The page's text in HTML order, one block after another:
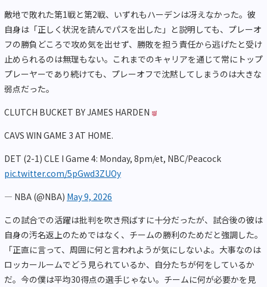
敵地で敗れた第1戦と第2戦、いずれもハーデンは冴えなかった。彼
自身は「正しく状況を読んでパスを出した」と説明しても、プレーオ
フの勝負どころで攻め気を出せず、勝敗を担う責任から逃げたと受け
止められるのは無理もない。これまでのキャリアを通じて常にトップ
プレーヤーであり続けても、プレーオフで沈黙してしまうのは大きな
弱点だった。
CLUTCH BUCKET BY JAMES HARDEN
CAVS WIN GAME 3 AT HOME.
DET (2-1) CLE I Game 4: Monday, 8pm/et, NBC/Peacock
pic.twitter.com/5pGwd3ZUOy
— NBA (@NBA) May 9, 2026
この試合での活躍は批判を吹き飛ばすに十分だったが、試合後の彼は
自身の汚名返上のためではなく、チームの勝利のためだと強調した。
「正直に言って、周囲に何と言われようが気にしないよ。大事なのは
ロッカールームでどう見られているか、自分たちが何をしているか
だ。今の僕は平均30得点の選手じゃない。チームに何が必要かを見